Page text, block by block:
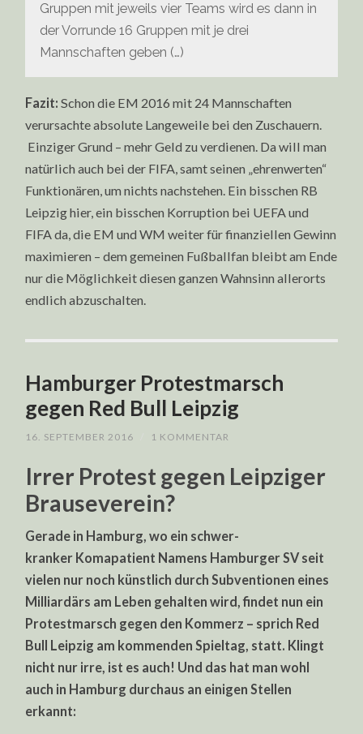
Gruppen mit jeweils vier Teams wird es dann in
der Vorrunde 16 Gruppen mit je drei
Mannschaften geben (…)
Fazit: Schon die EM 2016 mit 24 Mannschaften
verursachte absolute Langeweile bei den Zuschauern.
Einziger Grund – mehr Geld zu verdienen. Da will man
natürlich auch bei der FIFA, samt seinen „ehrenwerten“
Funktionären, um nichts nachstehen. Ein bisschen RB
Leipzig hier, ein bisschen Korruption bei UEFA und
FIFA da, die EM und WM weiter für finanziellen Gewinn
maximieren – dem gemeinen Fußballfan bleibt am Ende
nur die Möglichkeit diesen ganzen Wahnsinn allerorts
endlich abzuschalten.
Hamburger Protestmarsch
gegen Red Bull Leipzig
16. SEPTEMBER 2016 1 KOMMENTAR
Irrer Protest gegen Leipziger
Brauseverein?
Gerade in Hamburg, wo ein schwer-
kranker Komapatient Namens Hamburger SV seit
vielen nur noch künstlich durch Subventionen eines
Milliardärs am Leben gehalten wird, findet nun ein
Protestmarsch gegen den Kommerz – sprich Red
Bull Leipzig am kommenden Spieltag, statt. Klingt
nicht nur irre, ist es auch! Und das hat man wohl
auch in Hamburg durchaus an einigen Stellen
erkannt: